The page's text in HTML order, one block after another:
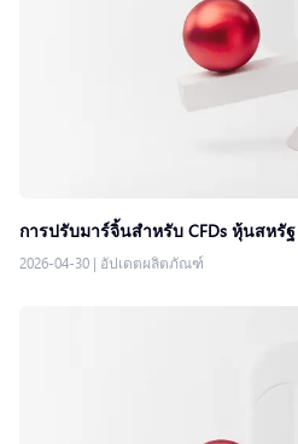
การปรับมาร์จิ้นสำหรับ CFDs หุ้นสหรั
2026-04-30 | อัปเดตผลิตภัณฑ์